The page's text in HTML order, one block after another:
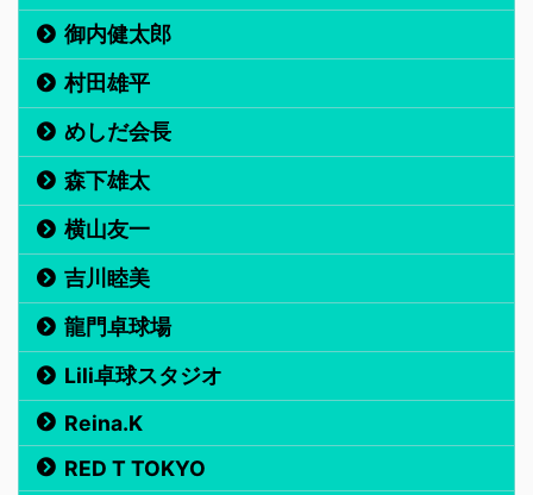
御内健太郎
村田雄平
めしだ会長
森下雄太
横山友一
吉川睦美
龍門卓球場
Lili卓球スタジオ
Reina.K
RED T TOKYO